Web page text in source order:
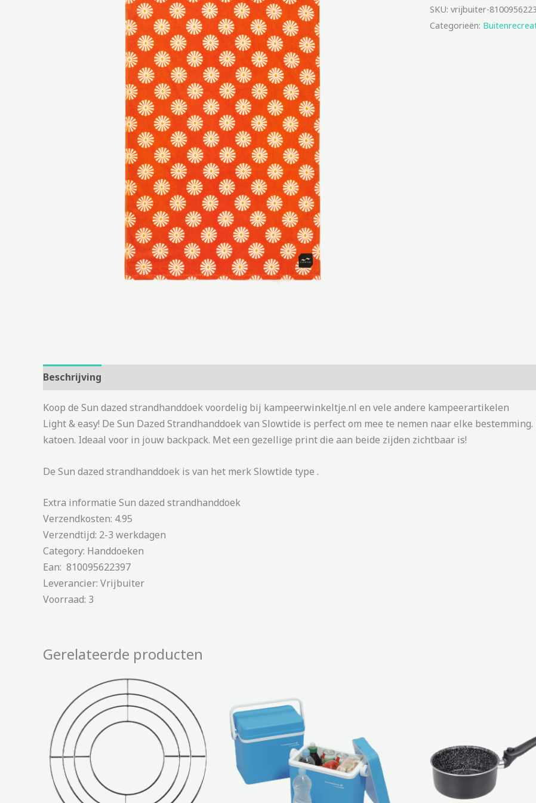
SKU: vrijbuiter-
Categorieën:
Beschrijving
Koop de Sun dazed strandhanddoek voordelig bij kampeerwinkeltje.nl en vele andere kampeerartikelen
Light & easy! De Sun Dazed Strandhanddoek van Slowtide is perfect om mee te nemen naar elke
katoen. Ideaal voor in jouw backpack. Met een gezellige print die aan beide zijden zichtbaar is!
De Sun dazed strandhanddoek is van het merk Slowtide type .
Extra informatie Sun dazed strandhanddoek
Verzendkosten: 4.95
Verzendtijd: 2-3 werkdagen
Category: Handdoeken
Ean: 810095622397
Leverancier: Vrijbuiter
Voorraad: 3
Gerelateerde producten